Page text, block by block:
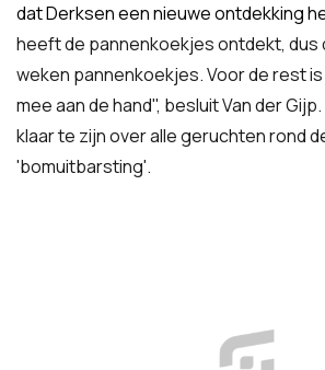
dat Derksen een nieuwe ontdekking
heeft de pannenkoekjes ontdekt, dus
weken pannenkoekjes. Voor de rest
mee aan de hand", besluit Van der
klaar te zijn over alle geruchten rond
'bomuitbarsting'.